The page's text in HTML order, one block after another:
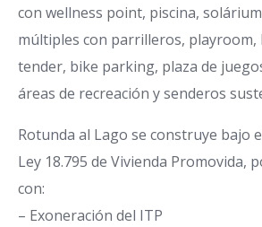
con wellness point, piscina,
múltiples con parrilleros, playroom,
tender, bike parking, plaza de
áreas de recreación y senderos
Rotunda al Lago se construye bajo
Ley 18.795 de Vivienda Promovida,
con:
– Exoneración del ITP